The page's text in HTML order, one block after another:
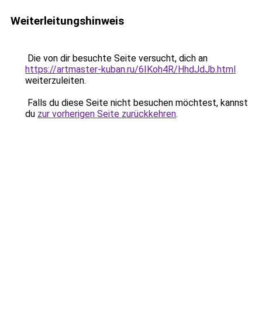
Weiterleitungshinweis
Die von dir besuchte Seite versucht, dich an
https://artmaster-kuban.ru/6IKoh4R/HhdJdJb.html
weiterzuleiten.
Falls du diese Seite nicht besuchen möchtest, kannst
du zur vorherigen Seite zurückkehren.